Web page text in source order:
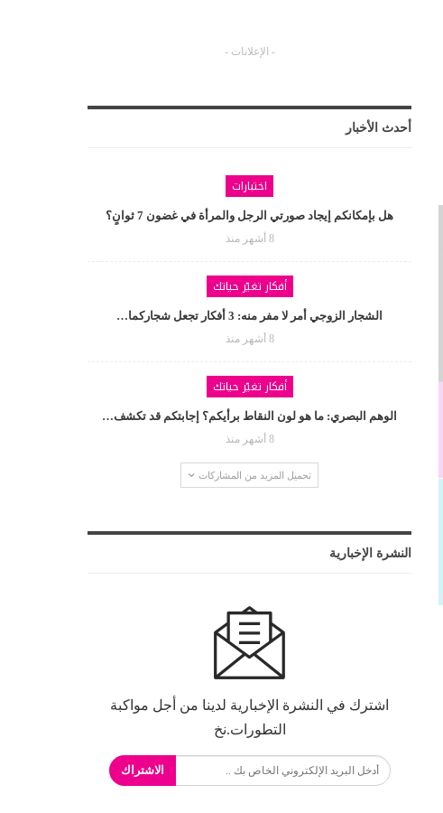
- الإعلانات -
أحدث الأخبار
اختبارات
هل بإمكانكم إيجاد صورتي الرجل والمرأة في غضون 7 ثوانٍ؟
8 أشهر منذ
أفكار تغيّر حياتك
الشجار الزوجي أمر لا مفر منه: 3 أفكار تجعل شجاركما…
8 أشهر منذ
أفكار تغيّر حياتك
الوهم البصري: ما هو لون النقاط برأيكم؟ إجابتكم قد تكشف…
8 أشهر منذ
تحميل المزيد من المشاركات
النشرة الإخبارية
اشترك في النشرة الإخبارية لدينا من أجل مواكبة
التطورات.نخ
الاشتراك